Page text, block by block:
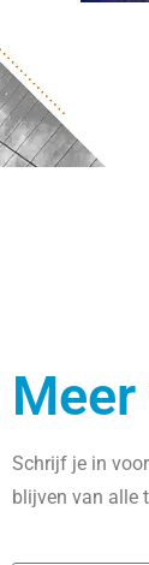
Schrijf je in
blijven van alle